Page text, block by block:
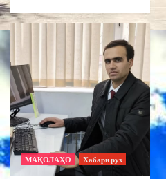
МАҚОЛАҲО Хабари рӯз